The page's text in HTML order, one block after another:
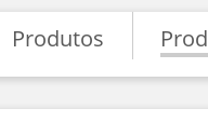
Produtos